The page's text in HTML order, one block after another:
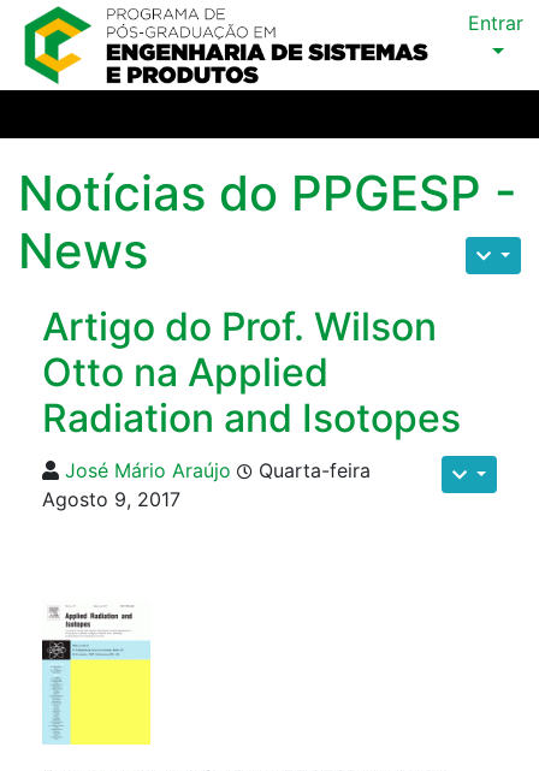
Entrar
Notícias do PPGESP -
News
Artigo do Prof. Wilson
Otto na Applied
Radiation and Isotopes
José Mário Araújo
Quarta-feira
Agosto 9, 2017